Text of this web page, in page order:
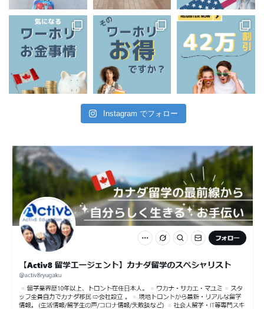
Instagram でフォロー